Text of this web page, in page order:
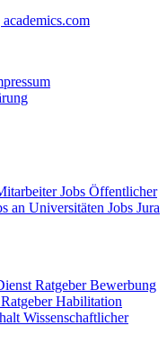
academics.com
Jobs Öffentlicher
an Universitäten Jobs Jura
Ratgeber Bewerbung
Ratgeber Habilitation
Wissenschaftlicher